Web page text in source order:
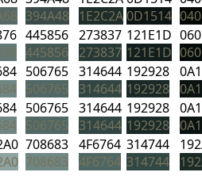
394A48
1E2C2A 0D1514
445856
445856
273837
273837
121E1D
121E1D
506765
506765
314644
314644
192928
192928
506765
506765
314644
314644
192928
192928
708683
708683
4F6764
4F6764
314744
314744